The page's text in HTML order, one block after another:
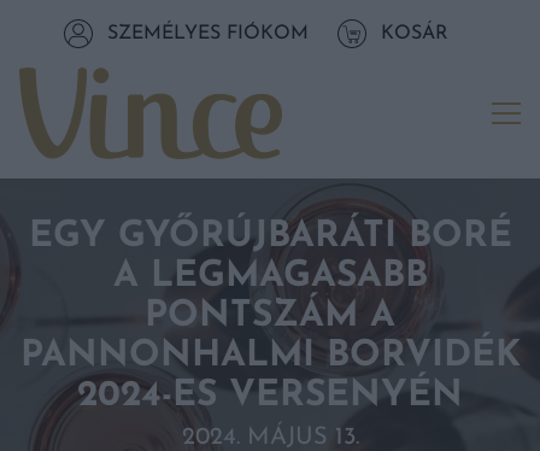
Tovább a tartalomhozSZEMÉLYES FIÓKOM KOSÁR
EGY GYŐRÚJBARÁTI BORÉ
A LEGMAGASABB
PONTSZÁM A
PANNONHALMI BORVIDÉK
2024-ES VERSENYÉN
2024. MÁJUS 13.